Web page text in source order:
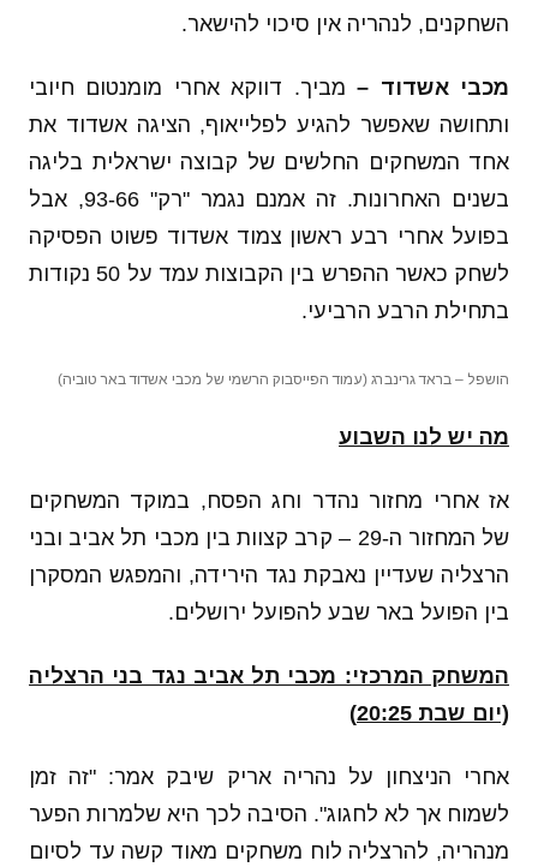
השחקנים, לנהריה אין סיכוי להישאר.
מכבי אשדוד – מביך. דווקא אחרי מומנטום חיובי
ותחושה שאפשר להגיע לפלייאוף, הציגה אשדוד את
אחד המשחקים החלשים של קבוצה ישראלית בליגה
בשנים האחרונות. זה אמנם נגמר "רק" 93-66, אבל
בפועל אחרי רבע ראשון צמוד אשדוד פשוט הפסיקה
לשחק כאשר ההפרש בין הקבוצות עמד על 50 נקודות
בתחילת הרבע הרביעי.
הושפל – בראד גרינברג (עמוד הפייסבוק הרשמי של מכבי אשדוד באר טוביה)
מה יש לנו השבוע
אז אחרי מחזור נהדר וחג הפסח, במוקד המשחקים
של המחזור ה-29 – קרב קצוות בין מכבי תל אביב ובני
הרצליה שעדיין נאבקת נגד הירידה, והמפגש המסקרן
בין הפועל באר שבע להפועל ירושלים.
המשחק המרכזי: מכבי תל אביב נגד בני הרצליה
(יום שבת 20:25)
אחרי הניצחון על נהריה אריק שיבק אמר: "זה זמן
לשמוח אך לא לחגוג". הסיבה לכך היא שלמרות הפער
מנהריה, להרצליה לוח משחקים מאוד קשה עד לסיום